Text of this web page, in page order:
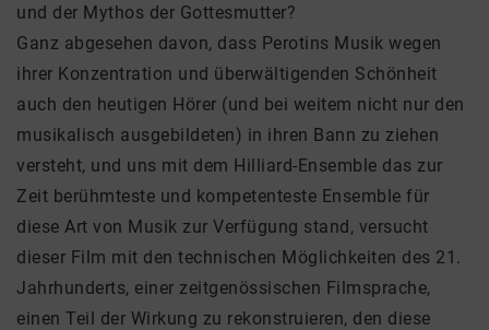
und der Mythos der Gottesmutter?
Ganz abgesehen davon, dass Perotins Musik wegen
ihrer Konzentration und überwältigenden Schönheit
auch den heutigen Hörer (und bei weitem nicht nur den
musikalisch ausgebildeten) in ihren Bann zu ziehen
versteht, und uns mit dem Hilliard-Ensemble das zur
Zeit berühmteste und kompetenteste Ensemble für
diese Art von Musik zur Verfügung stand, versucht
dieser Film mit den technischen Möglichkeiten des 21.
Jahrhunderts, einer zeitgenössischen Filmsprache,
einen Teil der Wirkung zu rekonstruieren, den diese